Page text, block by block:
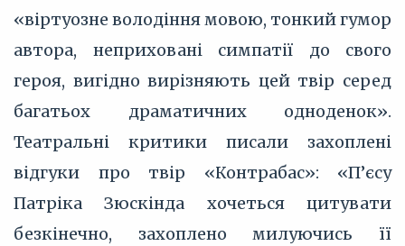
«віртуозне володіння мовою, тонкий гумор
автора, неприховані симпатії до свого
героя, вигідно вирізняють цей твір серед
багатьох драматичних одноденок».
Театральні критики писали захоплені
відгуки про твір «Контрабас»: «П’єсу
Патріка Зюскінда хочеться цитувати
безкінечно, захоплено милуючись її